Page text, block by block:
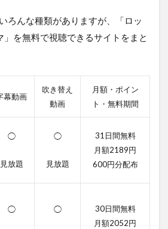
ろんな種類がありますが、「ロッ
を無料で視聴できるサイトをまと
幕動画
吹き替え
動画
月額・ポイン
ト・無料期間
◯
見放題
◯
見放題
31日間無料
月額2189円
600円分配布
◯ ◯
30日間無料
月額2052円